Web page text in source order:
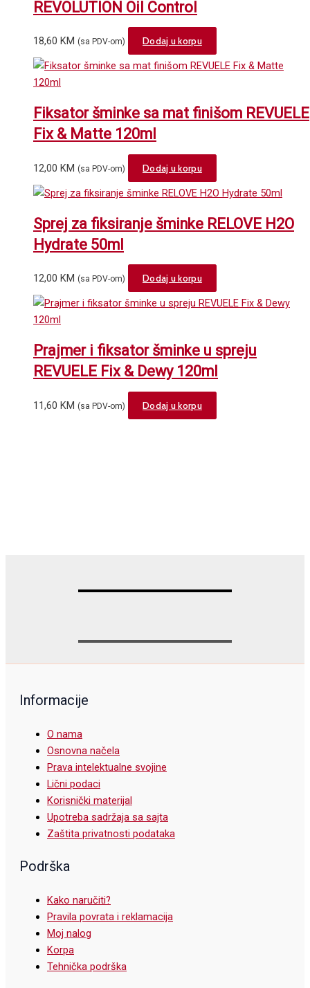
REVOLUTION Oil Control
18,60 KM (sa PDV-om) Dodaj u korpu
Fiksator šminke sa mat finišom REVUELE
Fix & Matte 120ml
12,00 KM (sa PDV-om) Dodaj u korpu
Sprej za fiksiranje šminke RELOVE H2O
Hydrate 50ml
12,00 KM (sa PDV-om) Dodaj u korpu
Prajmer i fiksator šminke u spreju
REVUELE Fix & Dewy 120ml
11,60 KM (sa PDV-om) Dodaj u korpu
Informacije
O nama
Osnovna načela
Prava intelektualne svojine
Lični podaci
Korisnički materijal
Upotreba sadržaja sa sajta
Zaštita privatnosti podataka
Podrška
Kako naručiti?
Pravila povrata i reklamacija
Moj nalog
Korpa
Tehnička podrška